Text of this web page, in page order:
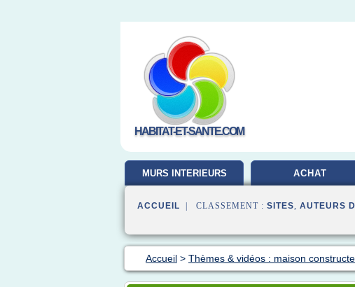
HABITAT-ET-SANTE.COM
MURS INTERIEURS ACHAT
ACCUEIL | CLASSEMENT : SITES, AUTEURS
Accueil > Thèmes & vidéos : maison